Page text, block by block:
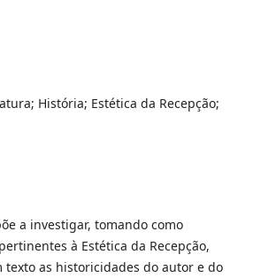
História; Estética da Recepção;
a investigar, tomando como
à Estética da Recepção,
texto as historicidades do autor e do